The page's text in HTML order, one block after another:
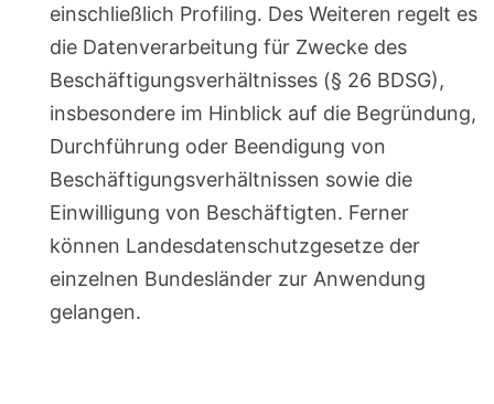
einschließlich Profiling. Des Weiteren regelt es
die Datenverarbeitung für Zwecke des
Beschäftigungsverhältnisses (§ 26 BDSG),
insbesondere im Hinblick auf die Begründung,
Durchführung oder Beendigung von
Beschäftigungsverhältnissen sowie die
Einwilligung von Beschäftigten. Ferner
können Landesdatenschutzgesetze der
einzelnen Bundesländer zur Anwendung
gelangen.